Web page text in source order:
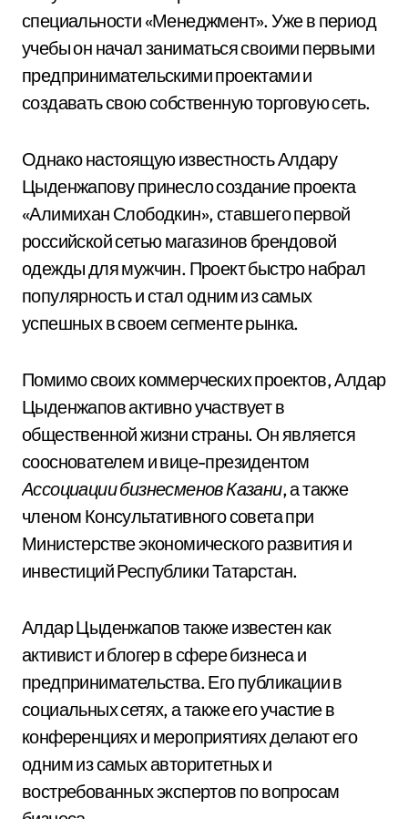
специальности «Менеджмент». Уже в период
учебы он начал заниматься своими первыми
предпринимательскими проектами и
создавать свою собственную торговую сеть.
Однако настоящую известность Алдару
Цыденжапову принесло создание проекта
«Алимихан Слободкин», ставшего первой
российской сетью магазинов брендовой
одежды для мужчин. Проект быстро набрал
популярность и стал одним из самых
успешных в своем сегменте рынка.
Помимо своих коммерческих проектов, Алдар
Цыденжапов активно участвует в
общественной жизни страны. Он является
сооснователем и вице-президентом
Ассоциации бизнесменов Казани, а также
членом Консультативного совета при
Министерстве экономического развития и
инвестиций Республики Татарстан.
Алдар Цыденжапов также известен как
активист и блогер в сфере бизнеса и
предпринимательства. Его публикации в
социальных сетях, а также его участие в
конференциях и мероприятиях делают его
одним из самых авторитетных и
востребованных экспертов по вопросам